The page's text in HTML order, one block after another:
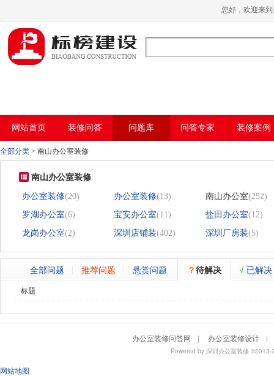
哈密瓜视频,哈密瓜视频app,哈密瓜视频下
载,哈密瓜视频app下载安装
您好，欢迎
网站首页 装修问答 问题库 问答专家 装修案例
全部分类 > 南山办公室装修
南山办公室装修
办公室装修(20) 办公室装修(13) 南山办公室(252)
罗湖办公室(6) 宝安办公室(11) 盐田办公室(12)
龙岗办公室(2) 深圳店铺装(402) 深圳厂房装(5)
全部问题 推荐问题 悬赏问题 ？待解决 √ 已解决
标题
办公室装修问答网 | 办公室装修设计 |
Powered by 深圳办公室装修 ©2013-
网站地图